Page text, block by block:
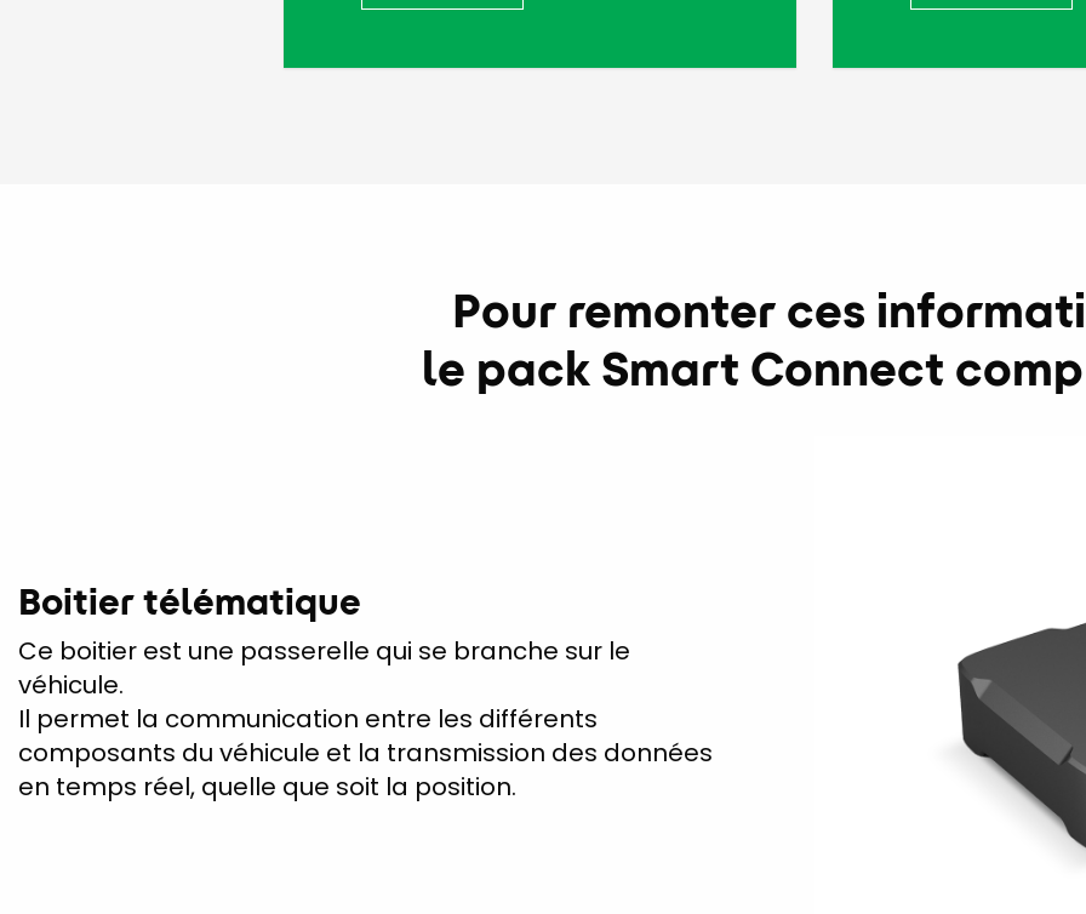
Pour remonter ces
le pack Smart Connect
Boitier télématique
Ce boitier est une passerelle qui se branche sur le
véhicule.
Il permet la communication entre les différents
composants du véhicule et la transmission des données
en temps réel, quelle que soit la position.